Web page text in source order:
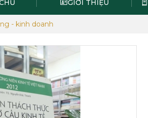
GIỚI THIỆU
- kinh doanh